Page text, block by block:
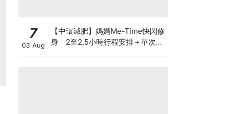
7
03 Aug
【中環減肥】媽媽Me-Time快閃修
身｜2至2.5小時行程安排＋單次收